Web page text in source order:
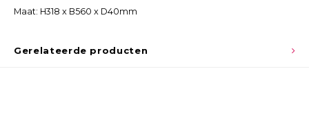
Maat: H318 x B560 x D40mm
Gerelateerde producten